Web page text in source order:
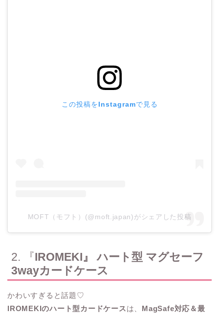
この投稿をInstagramで見る
MOFT（モフト）(@moft.japan)がシェアした投稿
2. 『IROMEKI』 ハート型 マグセーフ
3wayカードケース
かわいすぎると話題♡
IROMEKIのハート型カードケースは、 MagSafe対応＆最